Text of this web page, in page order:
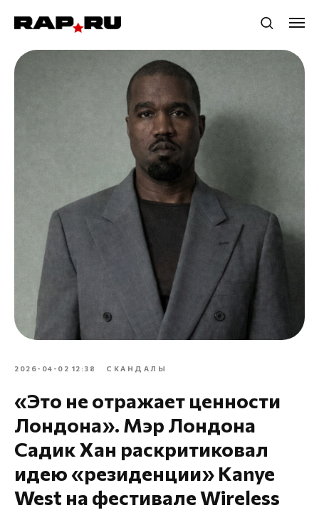
2026-04-02 12:38 СКАНДАЛЫ
«Это не отражает ценности
Лондона». Мэр Лондона
Садик Хан раскритиковал
идею «резиденции» Kanye
West на фестивале Wireless